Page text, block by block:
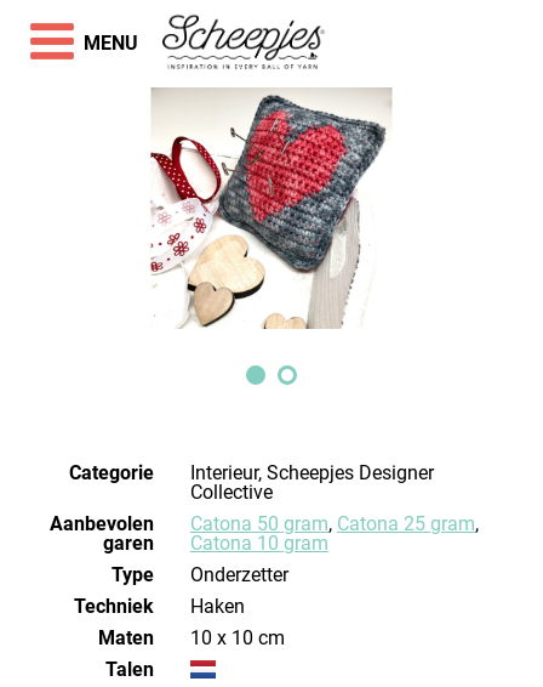
Categorie
Interieur, Scheepjes Designer
Collective
Aanbevolen
garen
Catona 50 gram, Catona 25 gram,
Catona 10 gram
Type
Onderzetter
Techniek
haken
Maten
10 x 10 cm
Talen
MENU